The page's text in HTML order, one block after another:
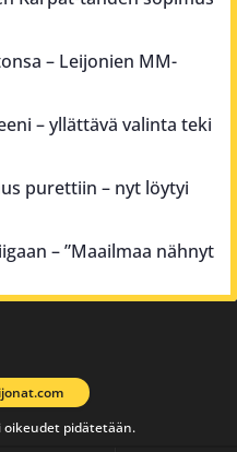
– Leijonien MM-
– yllättävä valinta teki
purettiin – nyt löytyi
– ”Maailmaa nähnyt
oikeudet pidätetään.